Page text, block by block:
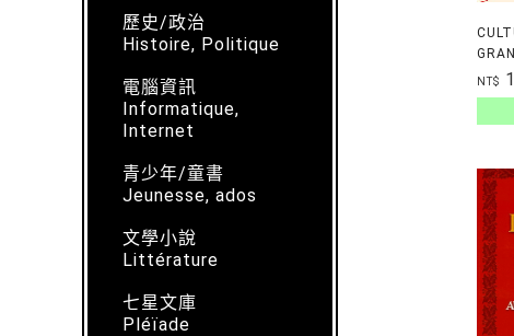
歷史/政治
Histoire, Politique
電腦資訊
Informatique,
Internet
青少年/童書
Jeunesse, ados
文學小說
Littérature
七星文庫
Pléïade
NT$